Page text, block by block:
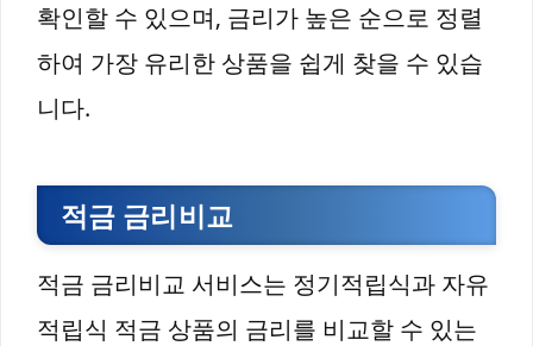
확인할 수 있으며, 금리가 높은 순으로 정렬
하여 가장 유리한 상품을 쉽게 찾을 수 있습
니다.
적금 금리비교
적금 금리비교 서비스는 정기적립식과 자유
적립식 적금 상품의 금리를 비교할 수 있는